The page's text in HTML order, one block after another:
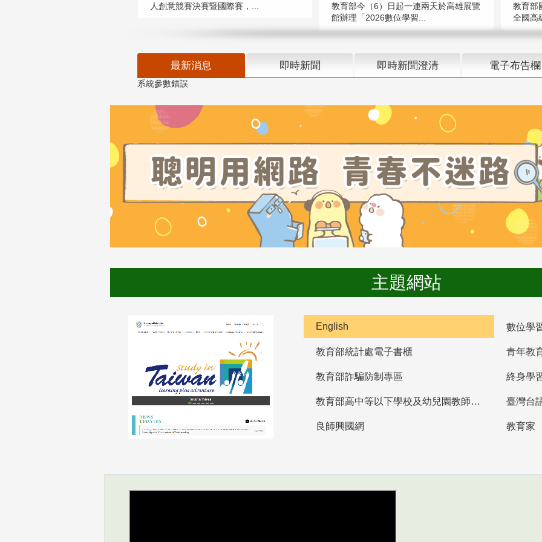
人創意競賽決賽暨國際賽，...
教育部今（6）日起一連兩天於高雄展覽
館辦理「2026數位學習...
教育部
全國高
最新消息 即時新聞 即時新聞澄清 電子布告欄
系統參數錯誤
主題網站
English 數位學
教育部統計處電子書櫃 青年教
教育部詐騙防制專區 終身學
教育部高中等以下學校及幼兒園教師資格檢定考試 臺灣台
良師興國網 教育家